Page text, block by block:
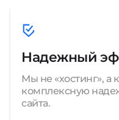
Надежный
Мы не «хостинг»,
комплексную
сайта.